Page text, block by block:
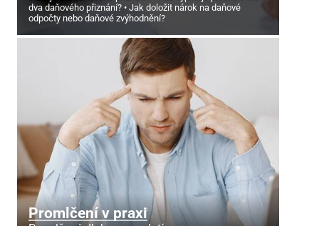
dva daňového přiznání?
Jak doložit nárok na daňové
odpočty nebo daňové zvýhodnění?
Promlčení v praxi